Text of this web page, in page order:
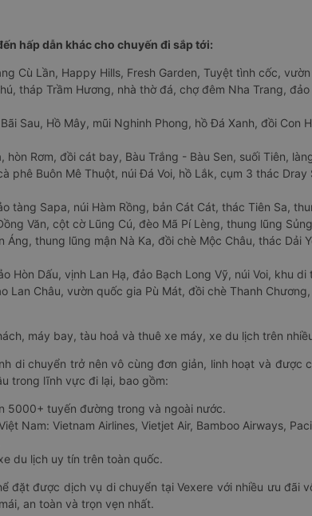
hấp dẫn khác cho chuyến đi sắp tới:
Cù Lần, Happy Hills, Fresh Garden, Tuyệt tình cốc,
tháp Trầm Hương, nhà thờ đá, chợ đêm Nha Trang,
Sau, Hồ Mây, mũi Nghinh Phong, hồ Đá Xanh, đồi Con
hòn Rơm, đồi cát bay, Bàu Trắng - Bàu Sen, suối Tiên,
phê Buôn Mê Thuột, núi Đá Voi, hồ Lắk, cụm 3 thác Dray
tàng Sapa, núi Hàm Rồng, bản Cát Cát, thác Tiên Sa,
Văn, cột cờ Lũng Cú, đèo Mã Pí Lèng, thung lũng
Áng, thung lũng mận Nà Ka, đồi chè Mộc Châu, thác Dải
Hòn Dấu, vịnh Lan Hạ, đảo Bạch Long Vỹ, núi Voi, khu di
Lan Châu, vườn quốc gia Pù Mát, đồi chè Thanh
máy bay, tàu hoả và thuê xe máy, xe du lịch trên
di chuyển trở nên vô cùng đơn giản, linh hoạt và được
trong lĩnh vực đi lại, bao gồm:
5000+ tuyến đường trong và ngoài nước.
Nam: Vietnam Airlines, Vietjet Air, Bamboo Airways,
du lịch uy tín trên toàn quốc.
đặt được dịch vụ di chuyển tại Vexere với nhiều ưu đãi
an toàn và trọn vẹn nhất.